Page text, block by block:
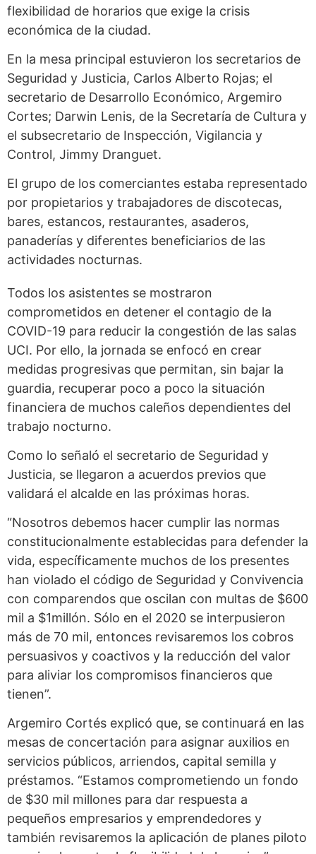
flexibilidad de horarios que exige la crisis
económica de la ciudad.
En la mesa principal estuvieron los secretarios de
Seguridad y Justicia, Carlos Alberto Rojas; el
secretario de Desarrollo Económico, Argemiro
Cortes; Darwin Lenis, de la Secretaría de Cultura y
el subsecretario de Inspección, Vigilancia y
Control, Jimmy Dranguet.
El grupo de los comerciantes estaba representado
por propietarios y trabajadores de discotecas,
bares, estancos, restaurantes, asaderos,
panaderías y diferentes beneficiarios de las
actividades nocturnas.
Todos los asistentes se mostraron
comprometidos en detener el contagio de la
COVID-19 para reducir la congestión de las salas
UCI. Por ello, la jornada se enfocó en crear
medidas progresivas que permitan, sin bajar la
guardia, recuperar poco a poco la situación
financiera de muchos caleños dependientes del
trabajo nocturno.
Como lo señaló el secretario de Seguridad y
Justicia, se llegaron a acuerdos previos que
validará el alcalde en las próximas horas.
“Nosotros debemos hacer cumplir las normas
constitucionalmente establecidas para defender la
vida, específicamente muchos de los presentes
han violado el código de Seguridad y Convivencia
con comparendos que oscilan con multas de $600
mil a $1millón. Sólo en el 2020 se interpusieron
más de 70 mil, entonces revisaremos los cobros
persuasivos y coactivos y la reducción del valor
para aliviar los compromisos financieros que
tienen”.
Argemiro Cortés explicó que, se continuará en las
mesas de concertación para asignar auxilios en
servicios públicos, arriendos, capital semilla y
préstamos. “Estamos comprometiendo un fondo
de $30 mil millones para dar respuesta a
pequeños empresarios y emprendedores y
también revisaremos la aplicación de planes piloto